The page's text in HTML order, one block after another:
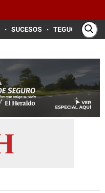
SUCESOS TEGUCIGALPA